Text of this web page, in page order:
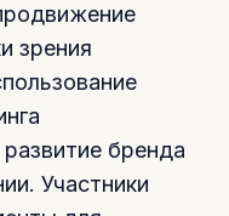
зрения
бренда
Участники